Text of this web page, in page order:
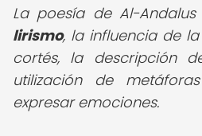
La poesía de Al-
lirismo, la influencia de
cortés, la descripción
utilización de
expresar emociones.